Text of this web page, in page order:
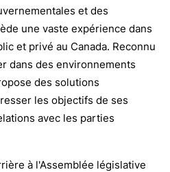
et des
une vaste expérience dans
et privé au Canada. Reconnu
dans des environnements
des solutions
les objectifs de ses
avec les parties
à l'Assemblée législative